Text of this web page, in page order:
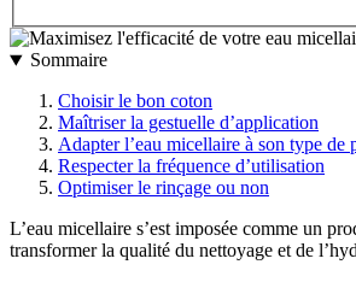
Sommaire
Choisir le bon coton
Maîtriser la gestuelle d’application
Adapter l’eau micellaire à son type de
Respecter la fréquence d’utilisation
Optimiser le rinçage ou non
L’eau micellaire s’est imposée comme un
transformer la qualité du nettoyage et de